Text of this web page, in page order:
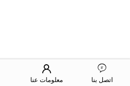
معلومات عنا اتصل بنا